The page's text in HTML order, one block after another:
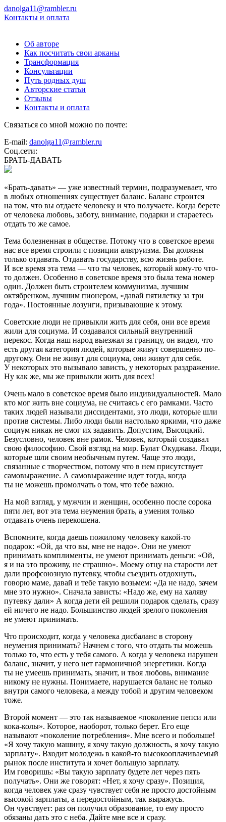
danolga11@rambler.ru
Контакты и оплата
Об авторе
Как посчитать свои арканы
Трансформация
Консультации
Путь родных душ
Авторские статьи
Отзывы
Контакты и оплата
Связаться со мной можно по почте:
E-mail: danolga11@rambler.ru
Соц.сети:
БРАТЬ-ДАВАТЬ
«Брать-давать» — уже известный термин, подразумевает, что
в любых отношениях существует баланс. Баланс строится
на том, что вы отдаете человеку и что получаете. Когда берете
от человека любовь, заботу, внимание, подарки и стараетесь
отдать то же самое.
Тема болезненная в обществе. Потому что в советское время
нас все время строили с позиции альтруизма. Вы должны
только отдавать. Отдавать государству, всю жизнь работе.
И все время эта тема — что ты человек, который кому-то что-
то должен. Особенно в советское время это была тема номер
один. Должен быть строителем коммунизма, лучшим
октябренком, лучшим пионером, «давай пятилетку за три
года». Постоянные лозунги, призывающие к этому.
Советские люди не привыкли жить для себя, они все время
жили для социума. И создавался сильный внутренний
перекос. Когда наш народ выезжал за границу, он видел, что
есть другая категория людей, которые живут совершенно по-
другому. Они не живут для социума, они живут для себя.
У некоторых это вызывало зависть, у некоторых раздражение.
Ну как же, мы же привыкли жить для всех!
Очень мало в советское время было индивидуальностей. Мало
кто мог жить вне социума, не считаясь с его рамками. Часто
таких людей называли диссидентами, это люди, которые шли
против системы. Либо люди были настолько яркими, что даже
социум никак не смог их задавить. Допустим, Высоцкий.
Безусловно, человек вне рамок. Человек, который создавал
свою философию. Свой взгляд на мир. Булат Окуджава. Люди,
которые шли своим необычным путем. Чаще это люди,
связанные с творчеством, потому что в нем присутствует
самовыражение. А самовыражение идет тогда, когда
ты не можешь промолчать о том, что тебе важно.
На мой взгляд, у мужчин и женщин, особенно после сорока
пяти лет, вот эта тема неумения брать, а умения только
отдавать очень перекошена.
Вспомните, когда даешь пожилому человеку какой-то
подарок: «Ой, да что вы, мне не надо». Они не умеют
принимать комплименты, не умеют принимать деньги: «Ой,
я и на это проживу, не страшно». Моему отцу на старости лет
дали профсоюзную путевку, чтобы съездить отдохнуть,
говорю маме, давай и тебе такую возьмем: «Да не надо, зачем
мне это нужно». Сначала зависть: «Надо же, ему на халяву
путевку дали» А когда дети ей решили подарок сделать, сразу
ей ничего не надо. Большинство людей зрелого поколения
не умеют принимать.
Что происходит, когда у человека дисбаланс в сторону
неумения принимать? Начнем с того, что отдать ты можешь
только то, что есть у тебя самого. А когда у человека нарушен
баланс, значит, у него нет гармоничной энергетики. Когда
ты не умеешь принимать, значит, и твоя любовь, внимание
никому не нужны. Понимаете, нарушается баланс не только
внутри самого человека, а между тобой и другим человеком
тоже.
Второй момент — это так называемое «поколение пепси или
кока-колы». Которое, наоборот, только берет. Его еще
называют «поколение потребления». Мне всего и побольше!
«Я хочу такую машину, я хочу такую должность, я хочу такую
зарплату». Входит молодежь в какой-то высокооплачиваемый
рынок после института и хочет большую зарплату.
Им говоришь: «Вы такую зарплату будете лет через пять
получать». Они же говорят: «Нет, я хочу сразу». Позиция,
когда человек уже сразу чувствует себя не просто достойным
высокой зарплаты, а передостойным, так выражусь.
Он чувствует: раз он получил образование, то ему просто
обязаны дать это с неба. Дайте мне все и сразу.